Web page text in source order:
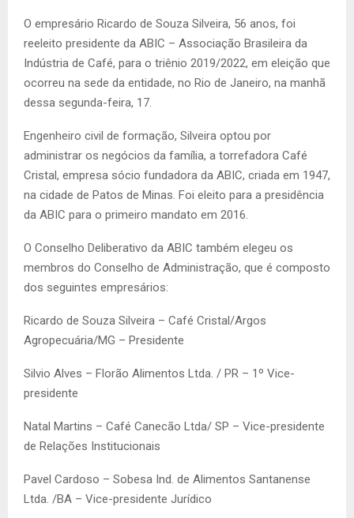
O empresário Ricardo de Souza Silveira, 56 anos, foi
reeleito presidente da ABIC – Associação Brasileira da
Indústria de Café, para o triênio 2019/2022, em eleição que
ocorreu na sede da entidade, no Rio de Janeiro, na manhã
dessa segunda-feira, 17.
Engenheiro civil de formação, Silveira optou por
administrar os negócios da família, a torrefadora Café
Cristal, empresa sócio fundadora da ABIC, criada em 1947,
na cidade de Patos de Minas. Foi eleito para a presidência
da ABIC para o primeiro mandato em 2016.
O Conselho Deliberativo da ABIC também elegeu os
membros do Conselho de Administração, que é composto
dos seguintes empresários:
Ricardo de Souza Silveira – Café Cristal/Argos
Agropecuária/MG – Presidente
Silvio Alves – Florão Alimentos Ltda. / PR – 1º Vice-
presidente
Natal Martins – Café Canecão Ltda/ SP – Vice-presidente
de Relações Institucionais
Pavel Cardoso – Sobesa Ind. de Alimentos Santanense
Ltda. /BA – Vice-presidente Jurídico